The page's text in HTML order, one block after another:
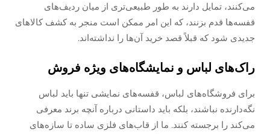
می‌کنند، تمایل دارند به طور طبیعی‌تری از میان ردیف‌های
قفسه‌ها قدم بزنند، که این امر ممکن است منجر به کشف کالاهای
جدیدی شود که قبلاً قصد خرید آن‌ها را نداشته‌اند.
راک‌های لباس و نمایشگاه‌های ویژه فروش
برای فروشگاه‌های لباس، قفسه‌های نمایشی تنها باید لباس
نگه‌دارنده نباشند، بلکه باید داستانی درباره آنچه برند معرفی
می‌کند را برجسته کنند. ما از قاب‌های فلزی ساده تا سازه‌های